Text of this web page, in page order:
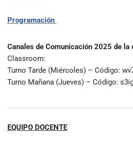
Programación
Canales de Comunicación 2025 de la
Classroom:
Turno Tarde (Miércoles) – Código:
Turno Mañana (Jueves) – Código:
EQUIPO DOCENTE